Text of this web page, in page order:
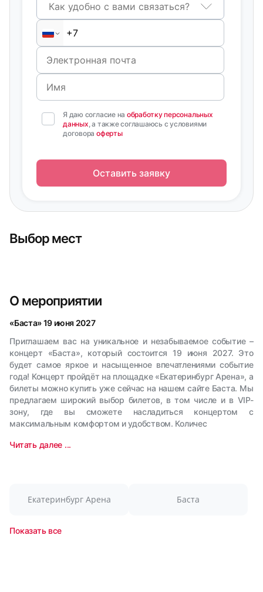
Выбор мест
Как удобно с вами связаться?
Я даю согласие на обработку персональных
данных, а также соглашаюсь с условиями
договора оферты
Оставить заявку
О мероприятии
«Баста» 19 июня 2027
Приглашаем вас на уникальное и незабываемое событие –
концерт «Баста», который состоится 19 июня 2027. Это
будет самое яркое и насыщенное впечатлениями событие
года! Концерт пройдёт на площадке «Екатеринбург Арена», а
билеты можно купить уже сейчас на нашем сайте Баста. Мы
предлагаем широкий выбор билетов, в том числе и в VIP-
зону, где вы сможете насладиться концертом с
максимальным комфортом и удобством. Количес
Читать далее ...
Екатеринбург Арена Баста
Показать все